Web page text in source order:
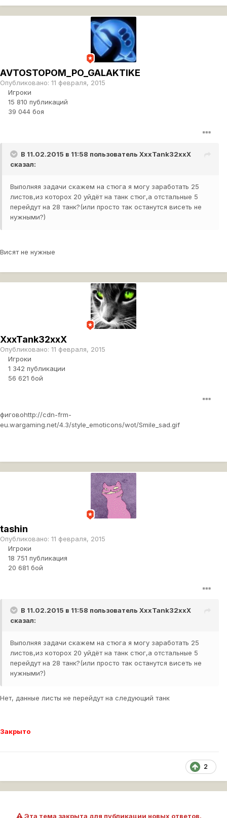
AVTOSTOPOM_PO_GALAKTIKE
Опубликовано: 11 февраля, 2015
Игроки
15 810 публикаций
39 044 боя
В 11.02.2015 в 11:58 пользователь XxxTank32xxX
сказал:
Выполняя задачи скажем на стюга я могу заработать 25
листов,из которох 20 уйдёт на танк стюг,а отстальные 5
перейдут на 28 танк?(или просто так останутся висеть не
нужными?)
Висят не нужные
XxxTank32xxX
Опубликовано: 11 февраля, 2015
Игроки
1 342 публикации
56 621 бой
фиговоhttp://cdn-frm-
eu.wargaming.net/4.3/style_emoticons/wot/Smile_sad.gif
tashin
Опубликовано: 11 февраля, 2015
Игроки
18 751 публикация
20 681 бой
В 11.02.2015 в 11:58 пользователь XxxTank32xxX
сказал:
Выполняя задачи скажем на стюга я могу заработать 25
листов,из которох 20 уйдёт на танк стюг,а отстальные 5
перейдут на 28 танк?(или просто так останутся висеть не
нужными?)
Нет, данные листы не перейдут на следующий танк
Закрыто
2
Эта тема закрыта для публикации новых ответов.